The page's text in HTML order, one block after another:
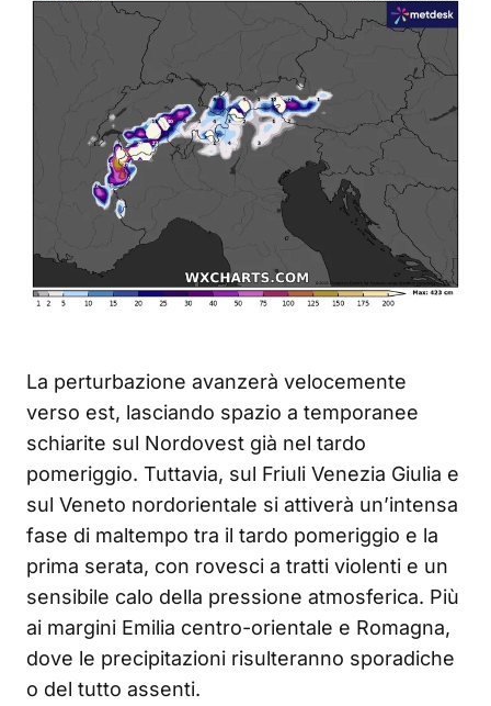
La perturbazione avanzerà velocemente
verso est, lasciando spazio a temporanee
schiarite sul Nordovest già nel tardo
pomeriggio. Tuttavia, sul Friuli Venezia Giulia e
sul Veneto nordorientale si attiverà un’intensa
fase di maltempo tra il tardo pomeriggio e la
prima serata, con rovesci a tratti violenti e un
sensibile calo della pressione atmosferica. Più
ai margini Emilia centro-orientale e Romagna,
dove le precipitazioni risulteranno sporadiche
o del tutto assenti.